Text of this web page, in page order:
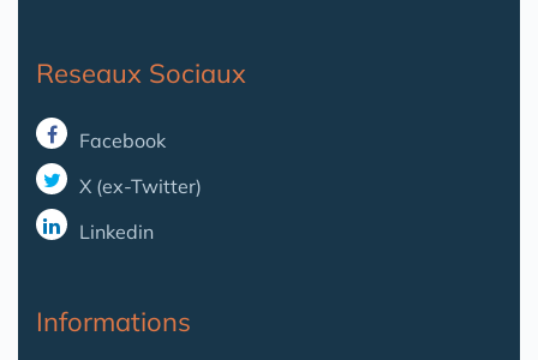
Reseaux Sociaux
Facebook
X (ex-Twitter)
Linkedin
Informations